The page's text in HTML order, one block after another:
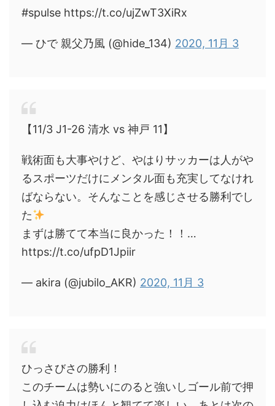
#spulse https://t.co/ujZwT3XiRx
— ひで 親父乃風 (@hide_134) 2020, 11月 3
【11/3 J1-26 清水 vs 神戸 11】
戦術面も大事やけど、やはりサッカーは人がや
るスポーツだけにメンタル面も充実してなけれ
ばならない。そんなことを感じさせる勝利でし
た
まずは勝てて本当に良かった！！…
https://t.co/ufpD1Jpiir
— akira (@jubilo_AKR) 2020, 11月 3
ひっさびさの勝利！
このチームは勢いにのると強いしゴール前で押